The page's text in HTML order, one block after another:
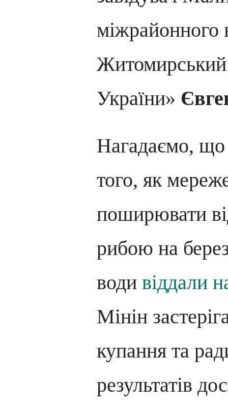
міжрайонного
України»
Нагадаємо, що
того, як
поширювати
рибою на
води віддали
Мінін
купання та
результатів